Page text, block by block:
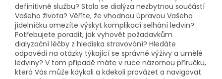
definitivně službu? Stala se dialýza nezbytnou součástí
Vašeho života? Věříte, že vhodnou úpravou Vašeho
jídelníčku omezíte výskyt komplikací selhání ledvin?
Potřebujete poradit, jak vyhovět požadavkům
dialyzační léčby z hlediska stravování? Hledáte
odpovědi na otázky týkající se správné výživy a umělé
ledviny? V tom případě máte v ruce názornou příručku,
která Vás může kdykoli a kdekoli provázet a navigovat